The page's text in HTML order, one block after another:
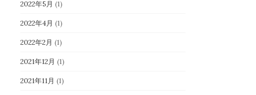
2022年5月 (1)
2022年4月 (1)
2022年2月 (1)
2021年12月 (1)
2021年11月 (1)